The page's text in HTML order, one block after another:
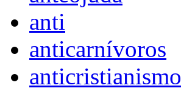
anti
anticarnívoros
anticristianismo